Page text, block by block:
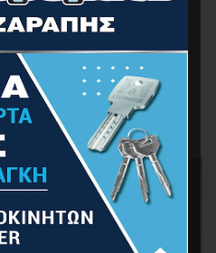
Γιλέκο Εργασίας Μ/50,